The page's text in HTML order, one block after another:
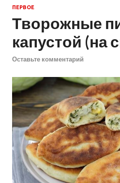
ПЕРВОЕ
Творожные
капустой (на
Оставьте комментарий